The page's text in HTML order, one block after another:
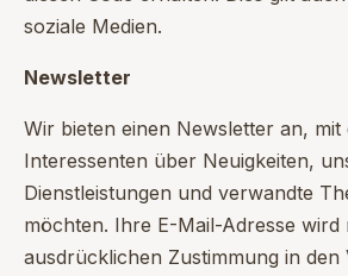
soziale Medien.
Newsletter
Wir bieten einen Newsletter an, mit
Interessenten über Neuigkeiten,
Dienstleistungen und verwandte
möchten. Ihre E-Mail-Adresse
ausdrücklichen Zustimmung in den